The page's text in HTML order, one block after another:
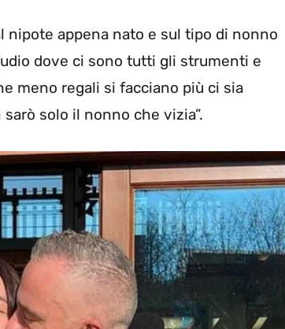
nipote appena nato e sul tipo di nonno
dove ci sono tutti gli strumenti e
meno regali si facciano più ci sia
solo il nonno che vizia”.